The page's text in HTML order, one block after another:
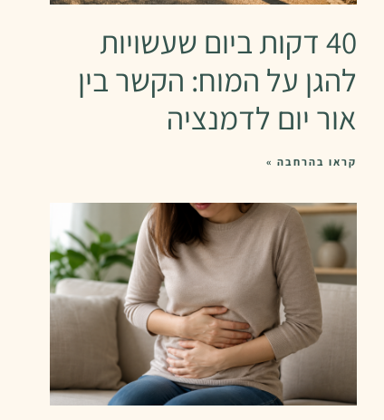
40 דקות ביום שעשויות
להגן על המוח: הקשר בין
אור יום לדמנציה
קראו בהרחבה »